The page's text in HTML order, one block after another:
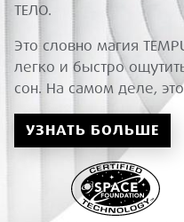
ТЕЛО.
Это словно магия
легко и быстро
сон. На самом деле,
УЗНАТЬ БОЛЬШЕ